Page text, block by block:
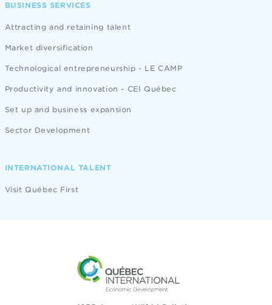
BUSINESS SERVICES
Attracting and retaining talent
Market diversification
Technological entrepreneurship - LE CAMP
Productivity and innovation - CEI Québec
Set up and business expansion
Sector Development
INTERNATIONAL TALENT
Visit Québec First